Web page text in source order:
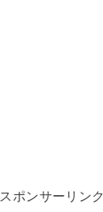
スポンサーリンク